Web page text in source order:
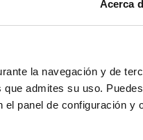
Acerca
la navegación y de
admites su uso.
panel de configuración y
Depósito